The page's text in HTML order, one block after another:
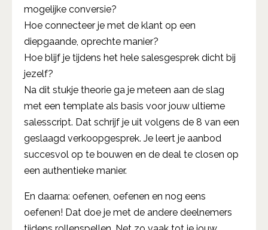
mogelijke conversie?
Hoe connecteer je met de klant op een
diepgaande, oprechte manier?
Hoe blijf je tijdens het hele salesgesprek dicht bij
jezelf?
Na dit stukje theorie ga je meteen aan de slag
met een template als basis voor jouw ultieme
salesscript. Dat schrijf je uit volgens de 8 van een
geslaagd verkoopgesprek. Je leert je aanbod
succesvol op te bouwen en de deal te closen op
een authentieke manier.
En daarna: oefenen, oefenen en nog eens
oefenen! Dat doe je met de andere deelnemers